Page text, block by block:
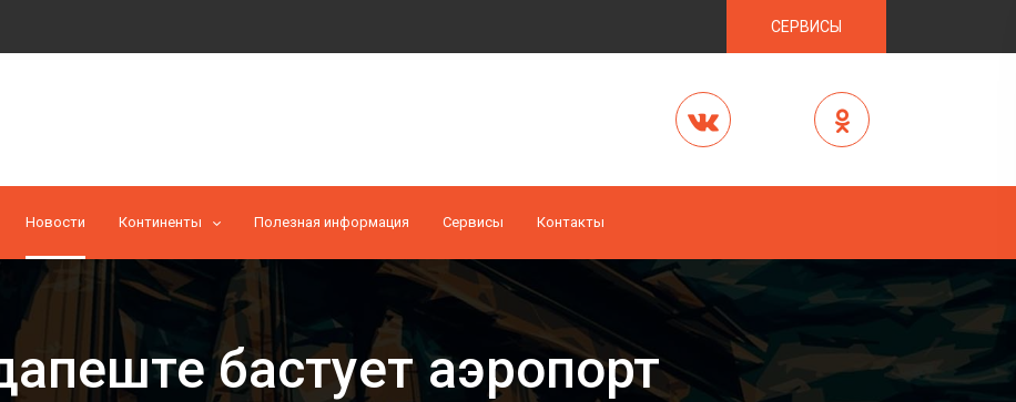
СЕРВИСЫ
Новости Континенты Полезная информация Cервисы Контакты
бастует аэропорт